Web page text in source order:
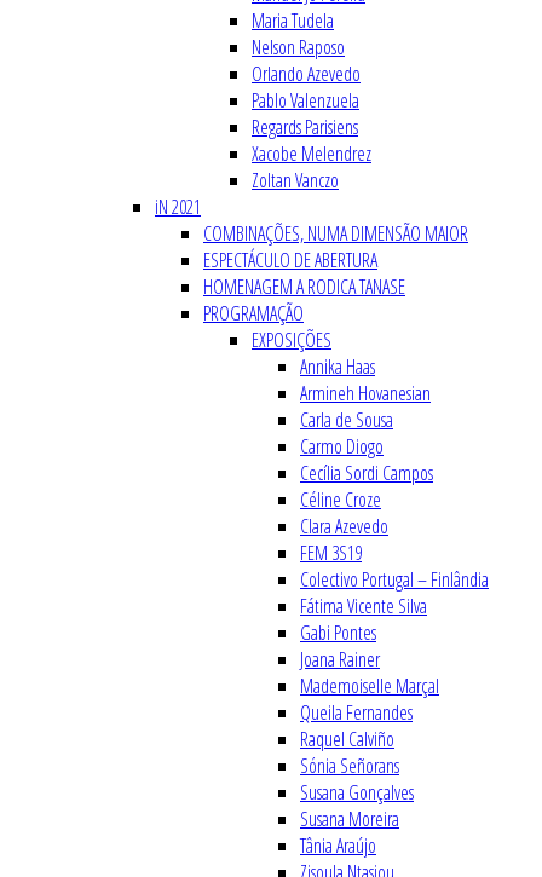
Maria Tudela
Nelson Raposo
Orlando Azevedo
Pablo Valenzuela
Regards Parisiens
Xacobe Melendrez
Zoltan Vanczo
iN 2021
COMBINAÇÕES, NUMA DIMENSÃO MAIOR
ESPECTÁCULO DE ABERTURA
HOMENAGEM A RODICA TANASE
PROGRAMAÇÃO
EXPOSIÇÕES
Annika Haas
Armineh Hovanesian
Carla de Sousa
Carmo Diogo
Cecília Sordi Campos
Céline Croze
Clara Azevedo
FEM 3S19
Colectivo Portugal – Finlândia
Fátima Vicente Silva
Gabi Pontes
Joana Rainer
Mademoiselle Marçal
Queila Fernandes
Raquel Calviño
Sónia Señorans
Susana Gonçalves
Susana Moreira
Tânia Araújo